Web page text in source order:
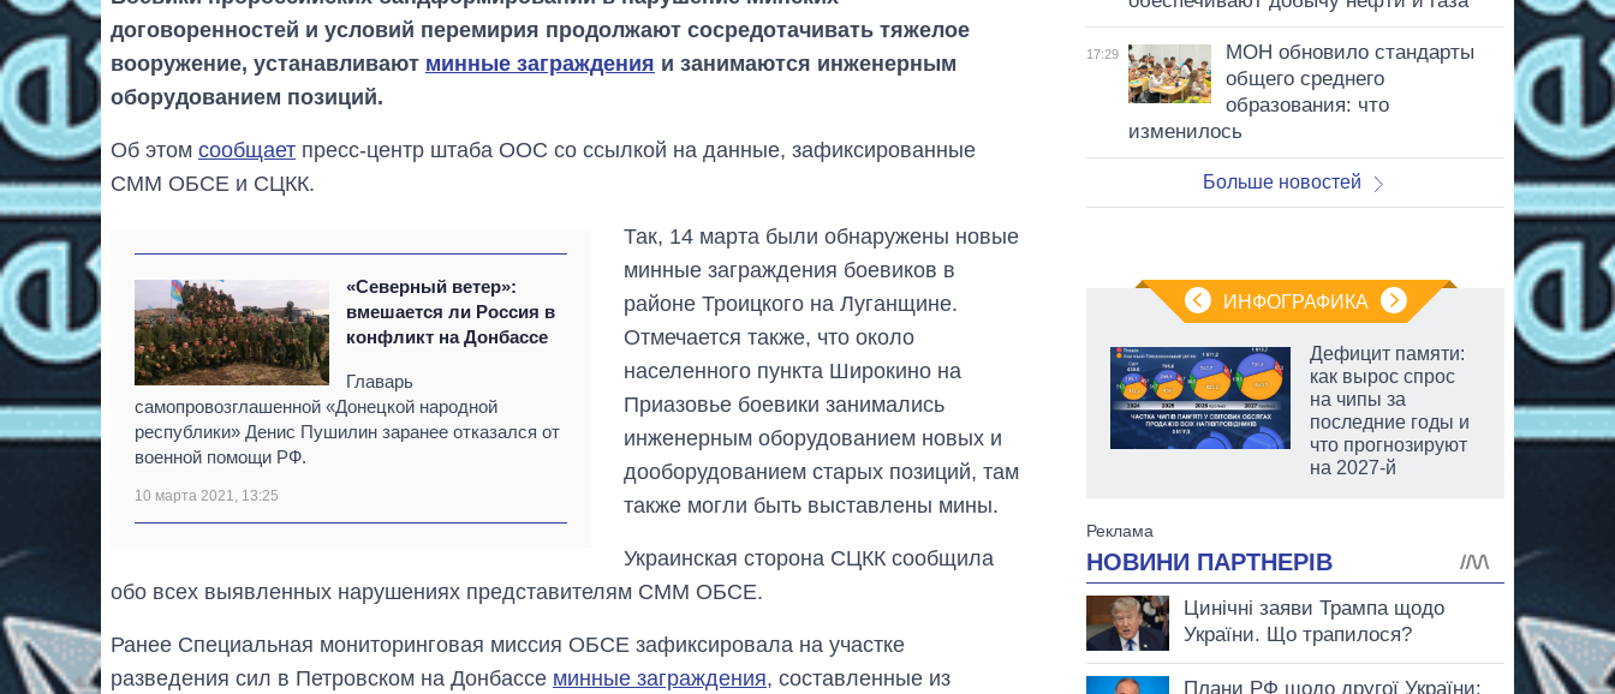
договоренностей и условий перемирия продолжают сосредотачивать тяжелое
вооружение, устанавливают минные заграждения и занимаются инженерным
оборудованием позиций.
Об этом сообщает пресс-центр штаба ООС со ссылкой на данные, зафиксированные
СММ ОБСЕ и СЦКК.
«Северный ветер»:
вмешается ли Россия в
конфликт на Донбассе
Главарь
самопровозглашенной «Донецкой народной
республики» Денис Пушилин заранее отказался от
военной помощи РФ.
10 марта 2021, 13:25
Так, 14 марта были обнаружены новые
минные заграждения боевиков в
районе Троицкого на Луганщине.
Отмечается также, что около
населенного пункта Широкино на
Приазовье боевики занимались
инженерным оборудованием новых и
дооборудованием старых позиций, там
также могли быть выставлены мины.
Украинская сторона СЦКК сообщила
обо всех выявленных нарушениях представителям СММ ОБСЕ.
Ранее Специальная мониторинговая миссия ОБСЕ зафиксировала на участке
разведения сил в Петровском на Донбассе минные заграждения, составленные из
17:29
МОН обновило стандарты
общего среднего
образования: что
изменилось
Больше новостей
ИНФОГРАФИКА
бюджет
Министерства
войны с россией
Дефицит памяти:
как вырос спрос
на чипы за
последние годы и
что прогнозируют
на 2027-й